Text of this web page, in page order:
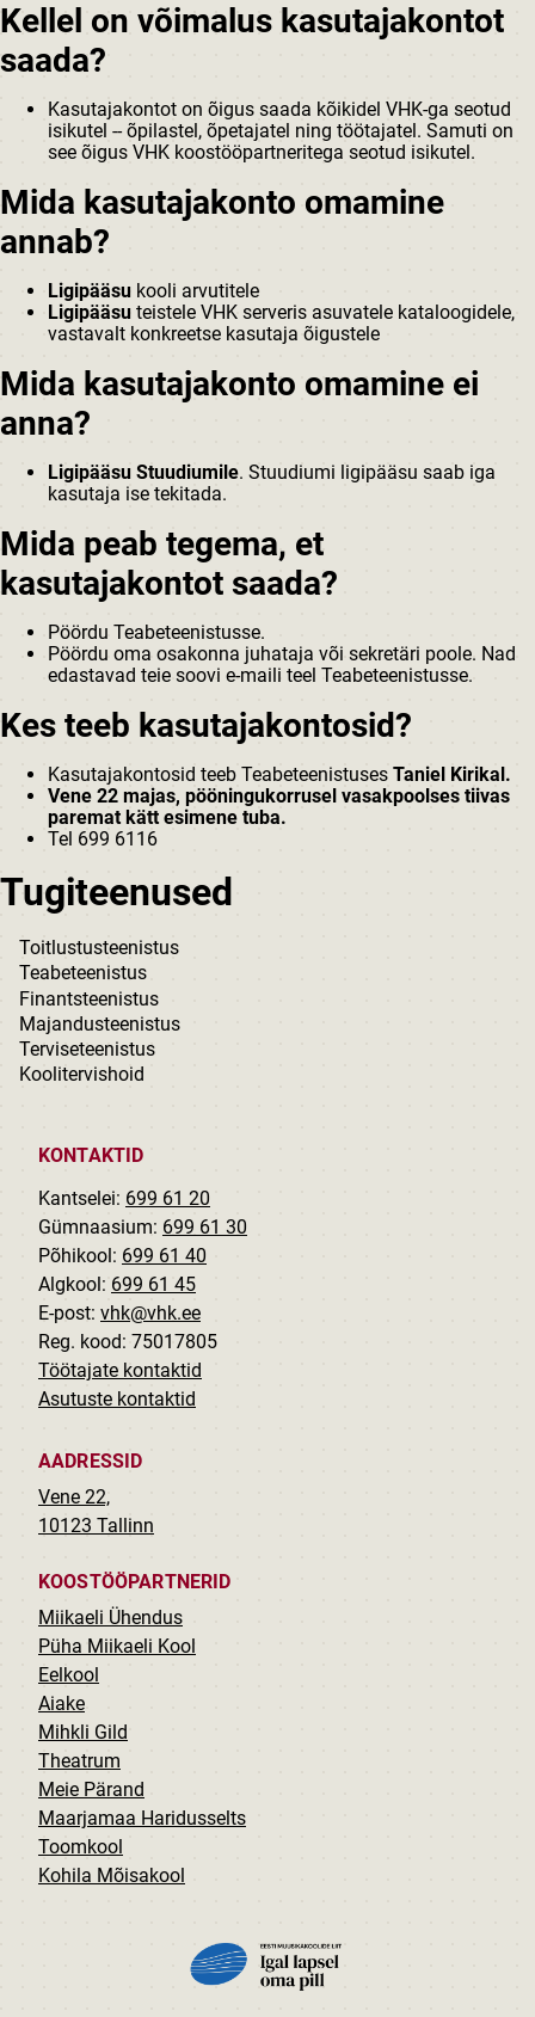
Kellel on võimalus kasutajakontot
saada?
Kasutajakontot on õigus saada kõikidel VHK-ga seotud
isikutel -- õpilastel, õpetajatel ning töötajatel. Samuti on
see õigus VHK koostööpartneritega seotud isikutel.
Mida kasutajakonto omamine
annab?
Ligipääsu kooli arvutitele
Ligipääsu teistele VHK serveris asuvatele kataloogidele,
vastavalt konkreetse kasutaja õigustele
Mida kasutajakonto omamine ei
anna?
Ligipääsu Stuudiumile. Stuudiumi ligipääsu saab iga
kasutaja ise tekitada.
Mida peab tegema, et
kasutajakontot saada?
Pöördu Teabeteenistusse.
Pöördu oma osakonna juhataja või sekretäri poole. Nad
edastavad teie soovi e-maili teel Teabeteenistusse.
Kes teeb kasutajakontosid?
Kasutajakontosid teeb Teabeteenistuses Taniel Kirikal.
Vene 22 majas, pööningukorrusel vasakpoolses tiivas
paremat kätt esimene tuba.
Tel 699 6116
Tugiteenused
Toitlustusteenistus
Teabeteenistus
Finantsteenistus
Majandusteenistus
Terviseteenistus
Koolitervishoid
KONTAKTID
Kantselei: 699 61 20
Gümnaasium: 699 61 30
Põhikool: 699 61 40
Algkool: 699 61 45
E-post: vhk@vhk.ee
Reg. kood: 75017805
Töötajate kontaktid
Asutuste kontaktid
AADRESSID
Vene 22,
10123 Tallinn
KOOSTÖÖPARTNERID
Miikaeli Ühendus
Püha Miikaeli Kool
Eelkool
Aiake
Mihkli Gild
Theatrum
Meie Pärand
Maarjamaa Haridusselts
Toomkool
Kohila Mõisakool
PILT